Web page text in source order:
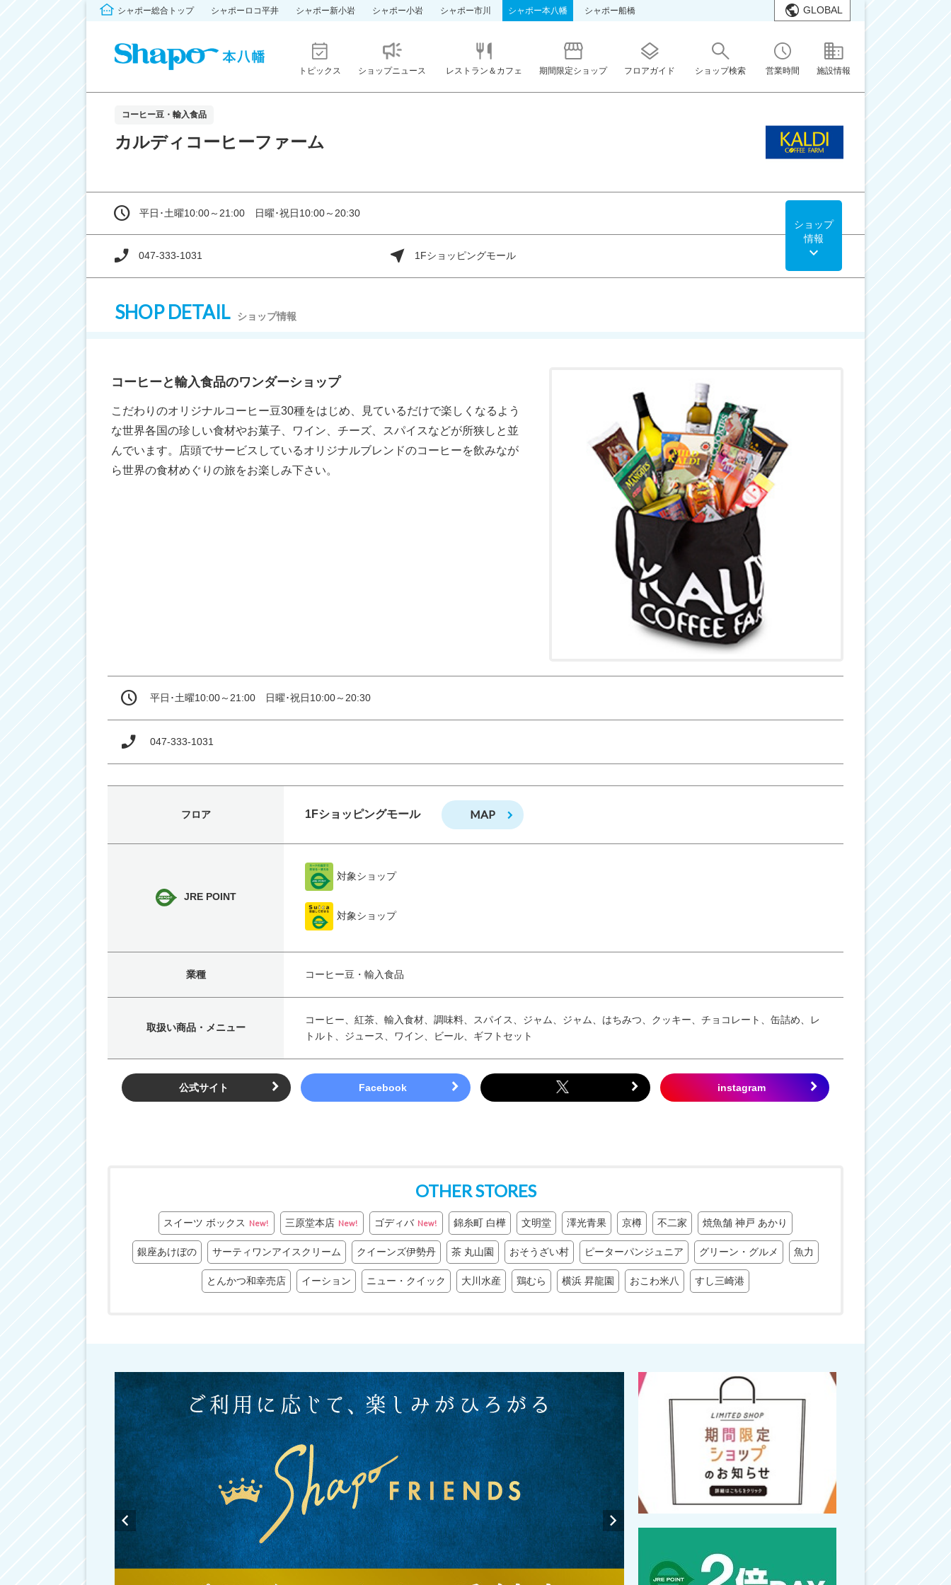
シャポー総合トップ シャポーロコ平井 シャポー新小岩 シャポー小岩 シャポー市川 シャポー本八幡 シャポー船橋 GLOBAL
トピックス ショップニュース レストラン＆カフェ 期間限定ショップ フロアガイド ショップ検索 営業時間 施設情報
コーヒー豆・輸入食品
カルディコーヒーファーム
平日･土曜10:00～21:00 日曜･祝日10:00～20:30
047-333-1031 1Fショッピングモール
ショップ
情報
SHOP DETAIL ショップ情報
コーヒーと輸入食品のワンダーショップ
こだわりのオリジナルコーヒー豆30種をはじめ、見ているだけで楽しくなるよう
な世界各国の珍しい食材やお菓子、ワイン、チーズ、スパイスなどが所狭しと並
んでいます。店頭でサービスしているオリジナルブレンドのコーヒーを飲みなが
ら世界の食材めぐりの旅をお楽しみ下さい。
平日･土曜10:00～21:00　日曜･祝日10:00～20:30
047-333-1031
フロア 1Fショッピングモール MAP
JRE POINT
対象ショップ
対象ショップ
業種 コーヒー豆・輸入食品
取扱い商品・メニュー
コーヒー、紅茶、輸入食材、調味料、スパイス、ジャム、ジャム、はちみつ、クッキー、チョコレート、缶詰め、レ
トルト、ジュース、ワイン、ビール、ギフトセット
公式サイト
OTHER STORES
スイーツ ボックス New! 三原堂本店 New! ゴディバ New! 錦糸町 白樺 文明堂 澤光青果 京樽 不二家 焼魚舗 神戸 あかり
銀座あけぼの サーティワンアイスクリーム クイーンズ伊勢丹 茶 丸山園 おそうざい村 ピーターパンジュニア グリーン・グルメ 魚力
とんかつ和幸売店 イーション ニュー・クイック 大川水産 鶏むら 横浜 昇龍園 おこわ米八 すし三崎港